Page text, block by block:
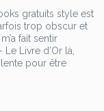
gratuits style est
trop obscur et
fait sentir
Livre d’Or là,
lente pour être